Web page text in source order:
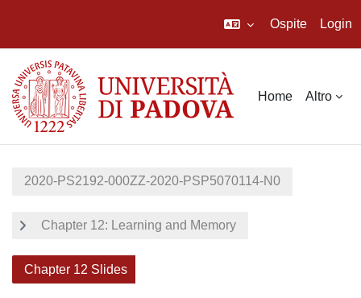
Ospite Login
Home Altro
2020-PS2192-000ZZ-2020-PSP5070114-N0
Chapter 12: Learning and Memory
Chapter 12 Slides